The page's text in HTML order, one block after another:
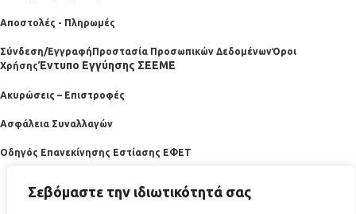
Σεβόμαστε την ιδιωτικότητά σας
Αποστολές - Πληρωμές
Σύνδεση/Εγγραφή Προστασία Προσωπικών ΔεδομένωνΌροι
ΧρήσηςΈντυπο Εγγύησης ΣΕΕΜΕ
Ακυρώσεις – Επιστροφές
Ασφάλεια Συναλλαγών
Οδηγός Επανεκίνησης Εστίασης ΕΦΕΤ